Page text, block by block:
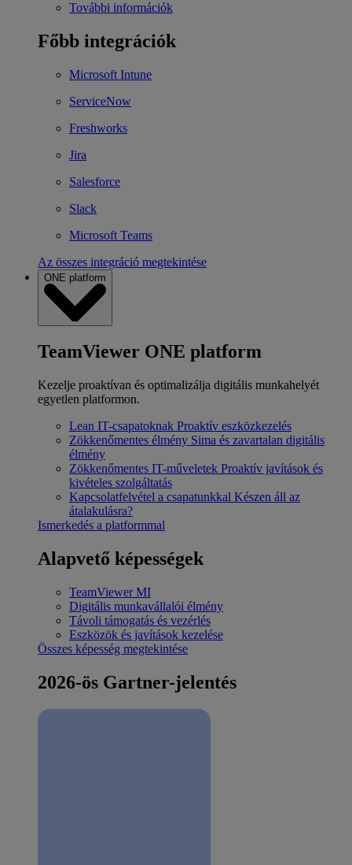
További információk
Főbb integrációk
Microsoft Intune
ServiceNow
Freshworks
Jira
Salesforce
Slack
Microsoft Teams
Az összes integráció megtekintése
ONE platform
TeamViewer ONE platform
Kezelje proaktívan és optimalizálja digitális munkahelyét
egyetlen platformon.
Lean IT-csapatoknak Proaktív eszközkezelés
Zökkenőmentes élmény Sima és zavartalan digitális
élmény
Zökkenőmentes IT-műveletek Proaktív javítások és
kivételes szolgáltatás
Kapcsolatfelvétel a csapatunkkal Készen áll az
átalakulásra?
Ismerkedés a platformmal
Alapvető képességek
TeamViewer MI
Digitális munkavállalói élmény
Távoli támogatás és vezérlés
Eszközök és javítások kezelése
Összes képesség megtekintése
2026-ös Gartner-jelentés